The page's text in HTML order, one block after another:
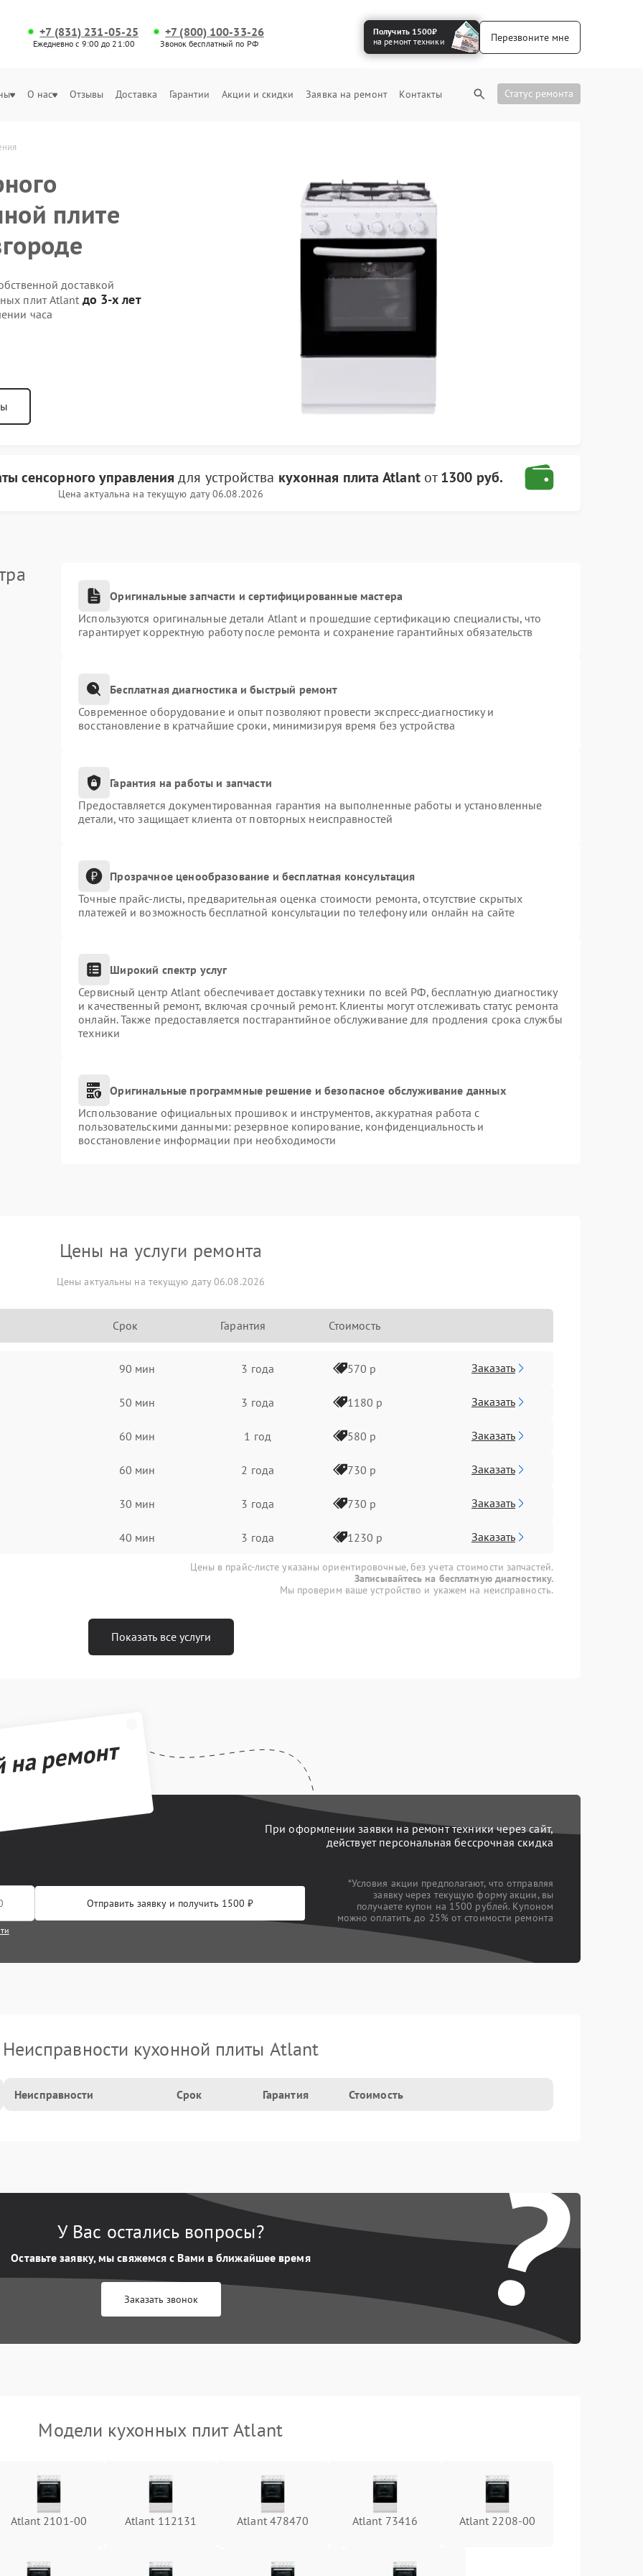
+7 (831) 231-05-25
Ежедневно с 9:00 до 21:00
+7 (800) 100-33-26
Звонок бесплатный по РФ
Получить 1500₽
на ремонт техники
Перезвоните мне
О нас Отзывы Доставка Гарантии Акции и скидки Заявка на ремонт Контакты Статус ремонта
плите
доставкой
плит Atlant до 3-х лет
часа
сенсорного управления для устройства кухонная плита Atlantот1300 руб.
Цена актуальна на текущую дату 06.08.2026
Оригинальные запчасти и сертифицированные мастера
Используются оригинальные детали Atlant и прошедшие сертификацию специалисты, что
гарантирует корректную работу после ремонта и сохранение гарантийных обязательств
Бесплатная диагностика и быстрый ремонт
Современное оборудование и опыт позволяют провести экспресс-диагностику и
восстановление в кратчайшие сроки, минимизируя время без устройства
Гарантия на работы и запчасти
Предоставляется документированная гарантия на выполненные работы и установленные
детали, что защищает клиента от повторных неисправностей
Прозрачное ценообразование и бесплатная консультация
Точные прайс-листы, предварительная оценка стоимости ремонта, отсутствие скрытых
платежей и возможность бесплатной консультации по телефону или онлайн на сайте
Широкий спектр услуг
Сервисный центр Atlant обеспечивает доставку техники по всей РФ, бесплатную диагностику
и качественный ремонт, включая срочный ремонт. Клиенты могут отслеживать статус ремонта
онлайн. Также предоставляется постгарантийное обслуживание для продления срока службы
техники
Оригинальные программные решение и безопасное обслуживание данных
Использование официальных прошивок и инструментов, аккуратная работа с
пользовательскими данными: резервное копирование, конфиденциальность и
восстановление информации при необходимости
Цены на услуги ремонта
Цены актуальны на текущую дату 06.08.2026
Срок Гарантия Стоимость
90 мин 3 года 570 р Заказать
50 мин 3 года 1180 р Заказать
60 мин 1 год 580 р Заказать
60 мин 2 года 730 р Заказать
30 мин 3 года 730 р Заказать
40 мин 3 года 1230 р Заказать
Цены в прайс-листе указаны ориентировочные, без учета стоимости запчастей.
Записывайтесь на бесплатную диагностику.
Мы проверим ваше устройство и укажем на неисправность.
Показать все услуги
ремонт
При оформлении заявки на ремонт техники через сайт,
действует персональная бессрочная скидка
Отправить заявку и получить 1500 ₽
*Условия акции предполагают, что отправляя
заявку через текущую форму акции, вы
получаете купон на 1500 рублей. Купоном
можно оплатить до 25% от стоимости ремонта
Неисправности кухонной плиты Atlant
Неисправности Срок Гарантия Стоимость
?
У Вас остались вопросы?
Оставьте заявку, мы свяжемся с Вами в ближайшее время
Заказать звонок
Модели кухонных плит Atlant
Atlant 2101-00 Atlant 112131 Atlant 478470 Atlant 73416 Atlant 2208-00